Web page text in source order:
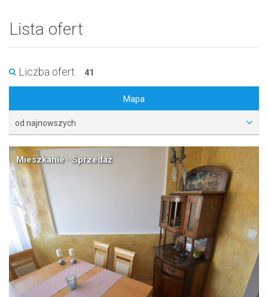
Lista ofert
Liczba ofert: 41
Mapa
od najnowszych
Mieszkanie · Sprzedaż